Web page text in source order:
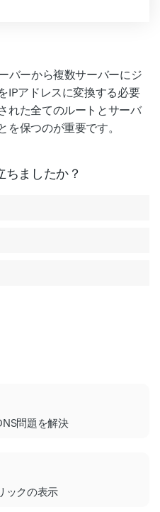
バーから複数サーバーにジ
IPアドレスに変換する必要
れた全てのルートとサーバ
を保つのが重要です。
ちましたか？
問題を解決
ックの表示